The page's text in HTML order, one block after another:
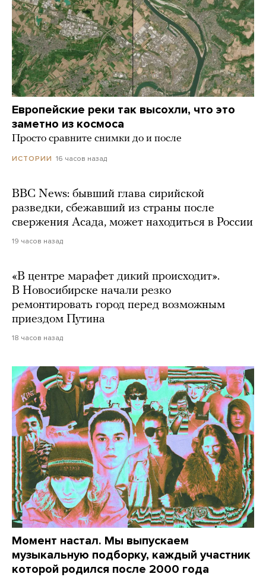
Европейские реки так высохли, что это
заметно из космоса
Просто сравните снимки до и после
ИСТОРИИ 16 часов назад
BBC News: бывший глава сирийской
разведки, сбежавший из страны после
свержения Асада, может находиться в России
19 часов назад
«В центре марафет дикий происходит».
В Новосибирске начали резко
ремонтировать город перед возможным
приездом Путина
18 часов назад
Момент настал. Мы выпускаем
музыкальную подборку, каждый участник
которой родился после 2000 года